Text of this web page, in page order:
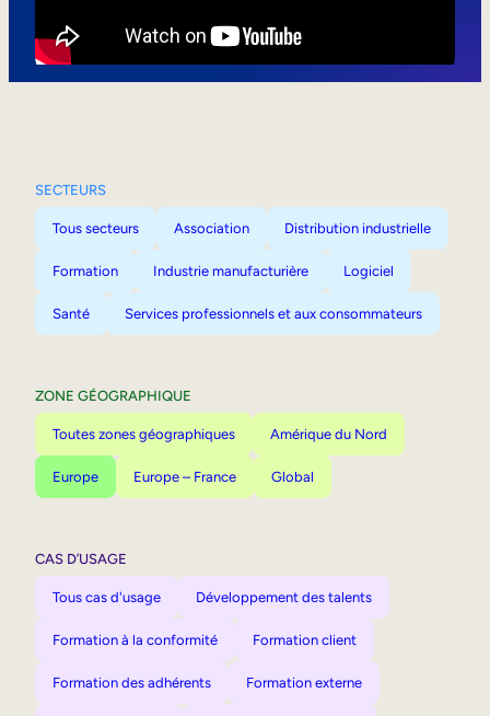
SECTEURS
Tous secteurs Association Distribution industrielle
Formation Industrie manufacturière Logiciel
Santé Services professionnels et aux consommateurs
ZONE GÉOGRAPHIQUE
Toutes zones géographiques Amérique du Nord
Europe Europe – France Global
CAS D’USAGE
Tous cas d'usage Développement des talents
Formation à la conformité Formation client
Formation des adhérents Formation externe